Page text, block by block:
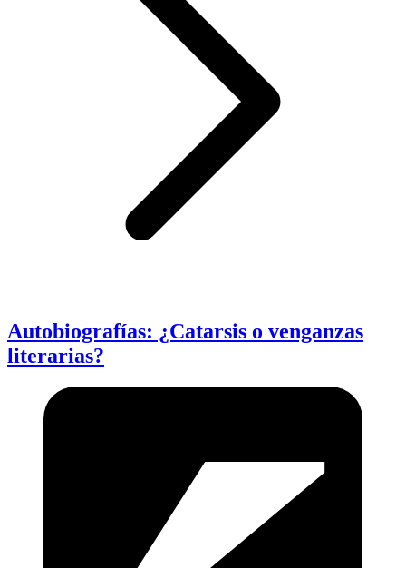
Autobiografías: ¿Catarsis o venganzas
literarias?